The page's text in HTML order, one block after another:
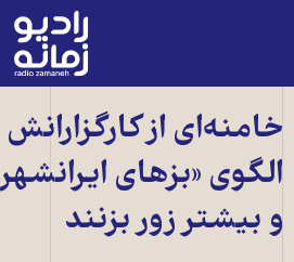
رادیو
زمانه
به
صفحه
اصلی
خامنه‌ای از
الگوی «بزهای
و بیشتر زور بزنند